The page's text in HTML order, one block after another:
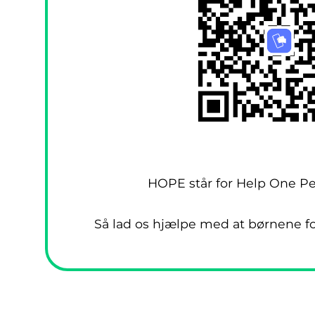
HOPE står for Help One
Så lad os hjælpe med at børnene